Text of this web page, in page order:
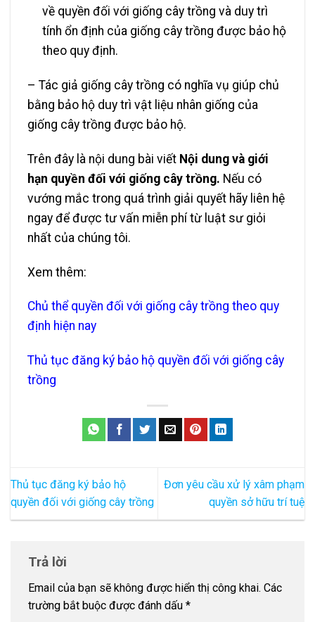
về quyền đối với giống cây trồng và duy trì
tính ổn định của giống cây trồng được bảo hộ
theo quy định.
– Tác giả giống cây trồng có nghĩa vụ giúp chủ
bằng bảo hộ duy trì vật liệu nhân giống của
giống cây trồng được bảo hộ.
Trên đây là nội dung bài viết Nội dung và giới
hạn quyền đối với giống cây trồng. Nếu có
vướng mắc trong quá trình giải quyết hãy liên hệ
ngay để được tư vấn miễn phí từ luật sư giỏi
nhất của chúng tôi.
Xem thêm:
Chủ thể quyền đối với giống cây trồng theo quy
định hiện nay
Thủ tục đăng ký bảo hộ quyền đối với giống cây
trồng
Thủ tục đăng ký bảo hộ
quyền đối với giống cây trồng
Đơn yêu cầu xử lý xâm phạm
quyền sở hữu trí tuệ
Trả lời
Email của bạn sẽ không được hiển thị công khai. Các
trường bắt buộc được đánh dấu *